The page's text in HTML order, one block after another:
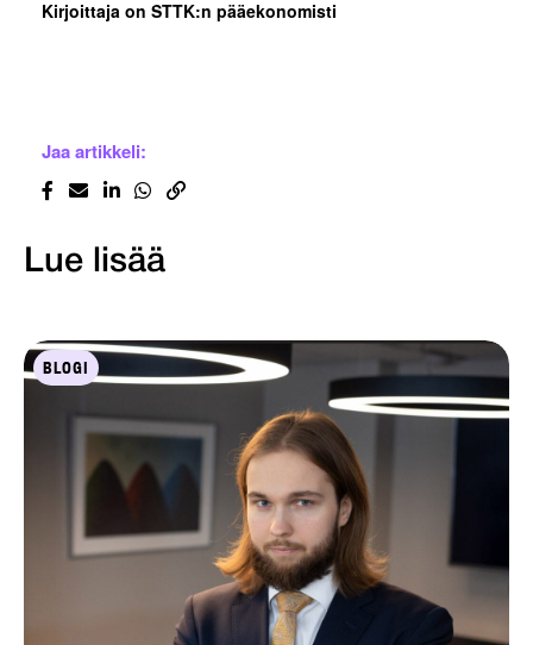
Kirjoittaja on STTK:n pääekonomisti
Jaa artikkeli:
Lue lisää
BLOGI